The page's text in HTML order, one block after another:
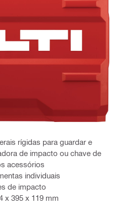
rígidas para guardar e
de impacto ou chave de
acessórios
individuais
de impacto
x 395 x 119 mm